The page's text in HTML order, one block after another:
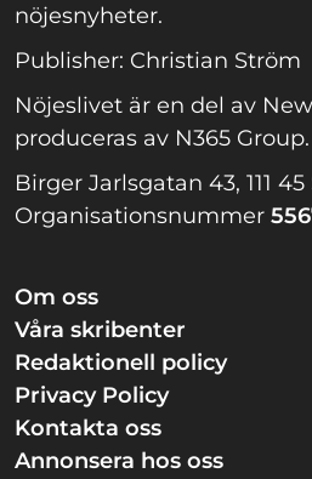
nöjesnyheter.
Publisher: Christian Ström
Nöjeslivet är en del av
produceras av N365 Group.
Birger Jarlsgatan 43, 111
Organisationsnummer
Om oss
Våra skribenter
Redaktionell policy
Privacy Policy
Kontakta oss
Annonsera hos oss